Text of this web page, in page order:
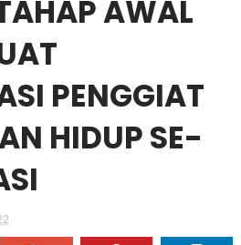
AWAL
PENGGIAT
HIDUP SE-